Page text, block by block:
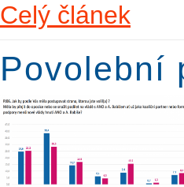
Celý článek
Povolební